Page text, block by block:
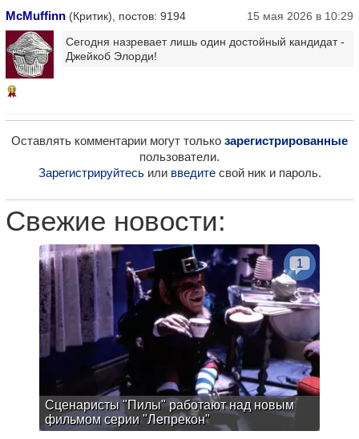
McMuffinn (Критик), постов: 9194 15 мая 2026 в 10:29
11
Сегодня назревает лишь один достойный кандидат -
Джейкоб Элорди!
Оставлять комментарии могут только зарегистрированные
пользователи.
Зарегистрируйтесьили введитесвой ник и пароль.
Свежие новости:
Сценаристы "Пилы" работают над новым
фильмом серии "Лепрекон"
1